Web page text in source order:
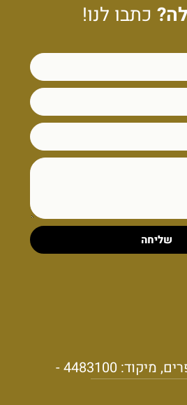
כתבו לנו!
שליחה
יצהר, ד.נ אפרים, מיקוד: 4483100 -